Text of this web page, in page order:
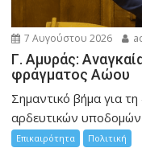
7 Αυγούστου 2026
Γ. Αμυράς:
φράγματος Αώου
Σημαντικό βήμα για
αρδευτικών υποδομών
Επικαιρότητα Πολιτική